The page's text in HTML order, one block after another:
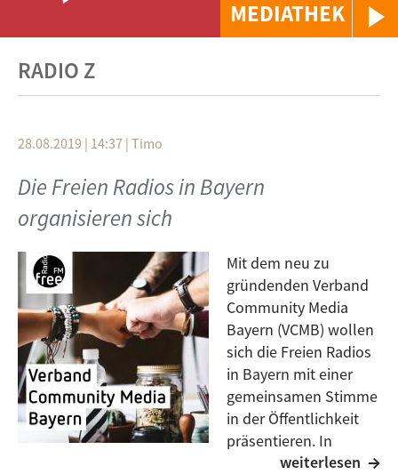
MEDIATHEK
RADIO Z
28.08.2019 | 14:37 | Timo
Die Freien Radios in Bayern
organisieren sich
Mit dem neu zu
gründenden Verband
Community Media
Bayern (VCMB) wollen
sich die Freien Radios
in Bayern mit einer
gemeinsamen Stimme
in der Öffentlichkeit
präsentieren. In
München trafen sich
weiterlesen